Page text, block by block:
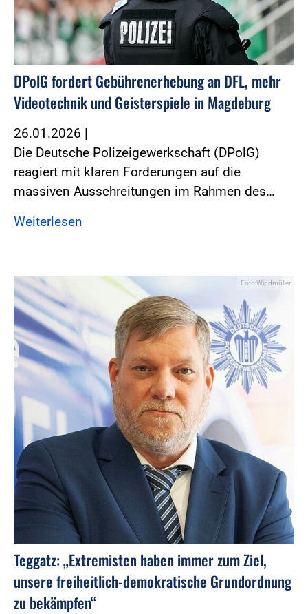
DPolG fordert Gebührenerhebung an DFL, mehr
Videotechnik und Geisterspiele in Magdeburg
26.01.2026 |
Die Deutsche Polizeigewerkschaft (DPolG)
reagiert mit klaren Forderungen auf die
massiven Ausschreitungen im Rahmen des…
Weiterlesen
Foto:Windmüller
Teggatz: „Extremisten haben immer zum Ziel,
unsere freiheitlich-demokratische Grundordnung
zu bekämpfen“